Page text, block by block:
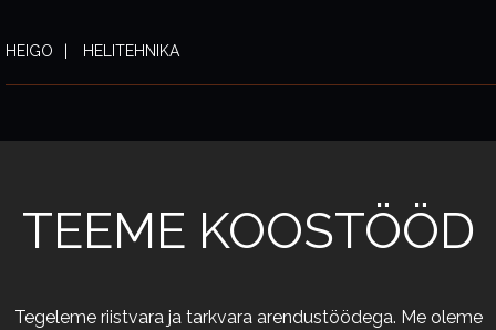
HEIGO HELITEHNIKA
TEEME KOOSTÖÖD
Tegeleme riistvara ja tarkvara arendustöödega. Me oleme